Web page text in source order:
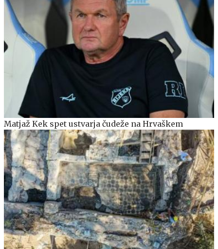
Matjaž Kek spet ustvarja čudeže na Hrvaškem